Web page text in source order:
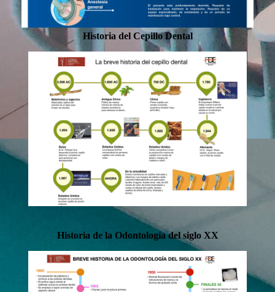
Historia del Cepillo Dental
Historia de la Odontología del siglo XX